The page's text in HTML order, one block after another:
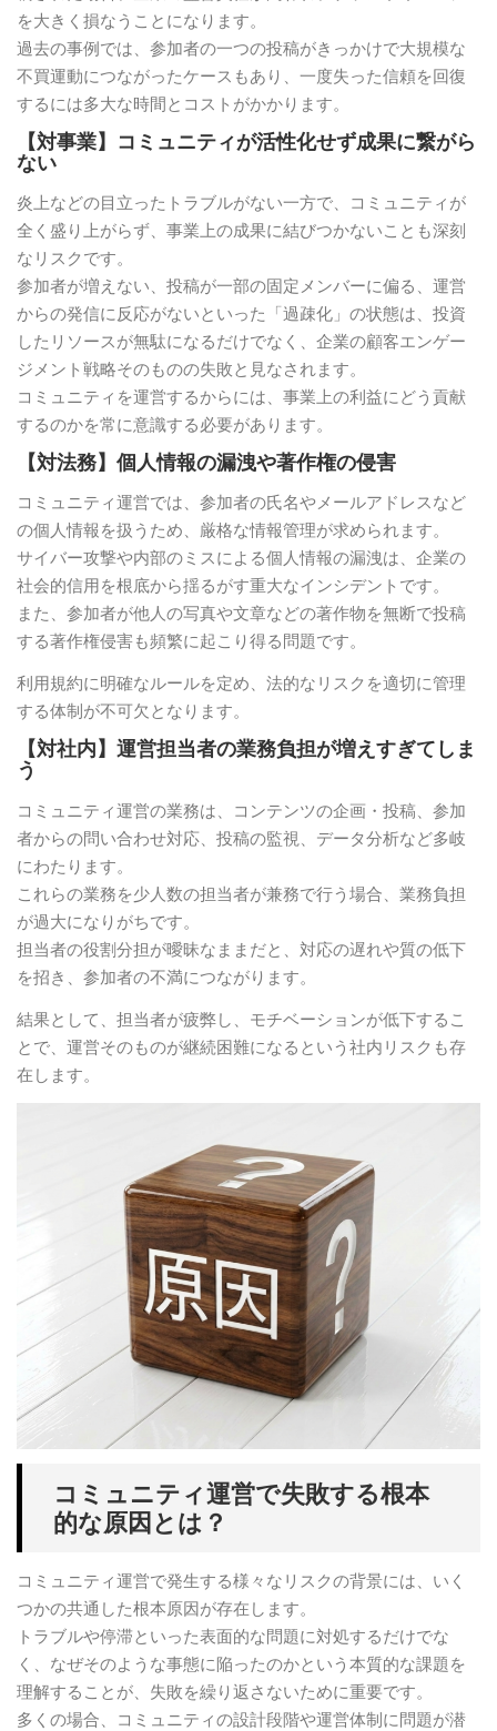
を大きく損なうことになります。
過去の事例では、参加者の一つの投稿がきっかけで大規模な
不買運動につながったケースもあり、一度失った信頼を回復
するには多大な時間とコストがかかります。
【対事業】コミュニティが活性化せず成果に繋がら
ない
炎上などの目立ったトラブルがない一方で、コミュニティが
全く盛り上がらず、事業上の成果に結びつかないことも深刻
なリスクです。
参加者が増えない、投稿が一部の固定メンバーに偏る、運営
からの発信に反応がないといった「過疎化」の状態は、投資
したリソースが無駄になるだけでなく、企業の顧客エンゲー
ジメント戦略そのものの失敗と見なされます。
コミュニティを運営するからには、事業上の利益にどう貢献
するのかを常に意識する必要があります。
【対法務】個人情報の漏洩や著作権の侵害
コミュニティ運営では、参加者の氏名やメールアドレスなど
の個人情報を扱うため、厳格な情報管理が求められます。
サイバー攻撃や内部のミスによる個人情報の漏洩は、企業の
社会的信用を根底から揺るがす重大なインシデントです。
また、参加者が他人の写真や文章などの著作物を無断で投稿
する著作権侵害も頻繁に起こり得る問題です。
利用規約に明確なルールを定め、法的なリスクを適切に管理
する体制が不可欠となります。
【対社内】運営担当者の業務負担が増えすぎてしま
う
コミュニティ運営の業務は、コンテンツの企画・投稿、参加
者からの問い合わせ対応、投稿の監視、データ分析など多岐
にわたります。
これらの業務を少人数の担当者が兼務で行う場合、業務負担
が過大になりがちです。
担当者の役割分担が曖昧なままだと、対応の遅れや質の低下
を招き、参加者の不満につながります。
結果として、担当者が疲弊し、モチベーションが低下するこ
とで、運営そのものが継続困難になるという社内リスクも存
在します。
コミュニティ運営で失敗する根本
的な原因とは？
コミュニティ運営で発生する様々なリスクの背景には、いく
つかの共通した根本原因が存在します。
トラブルや停滞といった表面的な問題に対処するだけでな
く、なぜそのような事態に陥ったのかという本質的な課題を
理解することが、失敗を繰り返さないために重要です。
多くの場合、コミュニティの設計段階や運営体制に問題が潜